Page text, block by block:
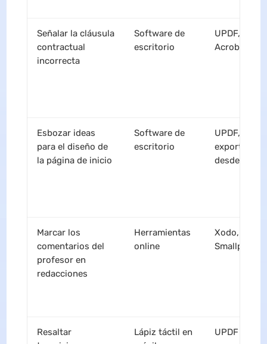
Señalar la cláusula
contractual
incorrecta
Software de
escritorio
UPDF,
Acrobat
Esbozar ideas
para el diseño de
la página de inicio
Software de
escritorio
UPDF,
exportación
desde Canva
Marcar los
comentarios del
profesor en
redacciones
Herramientas
online
Xodo,
Smallpdf
Resaltar
Lápiz táctil en
UPDF en